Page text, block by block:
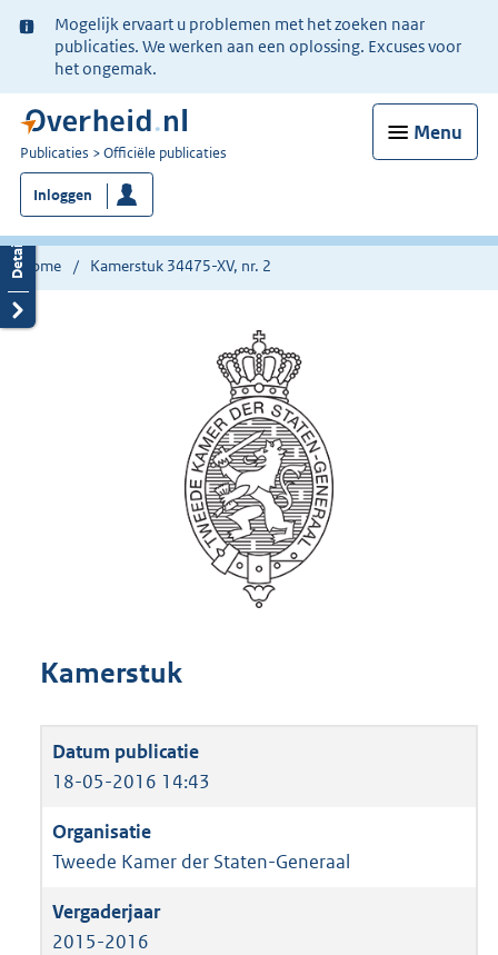
Ter
informatie:
Mogelijk ervaart u problemen met het zoeken naar
publicaties. We werken aan een oplossing. Excuses voor
het ongemak.
Menu
U
bent
nu
hier:
Publicaties Officiële publicaties
Inloggen
Home Kamerstuk 34475-XV, nr. 2
Kamerstuk
18-05-2016 14:43
Tweede Kamer der Staten-Generaal
2015-2016